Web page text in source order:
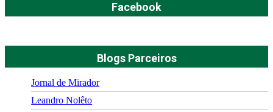
Facebook
Blogs Parceiros
Jornal de Mirador
Leandro Nolêto